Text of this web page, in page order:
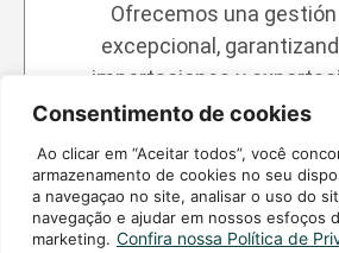
Consentimento de cookies
Ao clicar em “Aceitar todos”, você
armazenamento de cookies no seu
a navegaçao no site, analisar o uso do
navegação e ajudar em nossos esfoços
marketing. Confira nossa Política de
Ofrecemos una
excepcional,
importaciones y
realizadas de forma
contratiempos. Esto incluye
todas las formalidades
garantía de que los
seguridad y dentro